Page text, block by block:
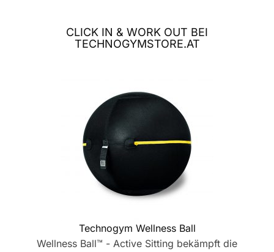
CLICK IN & WORK OUT BEI
TECHNOGYMSTORE.AT
Technogym Wellness Ball
Wellness Ball™ - Active Sitting bekämpft die